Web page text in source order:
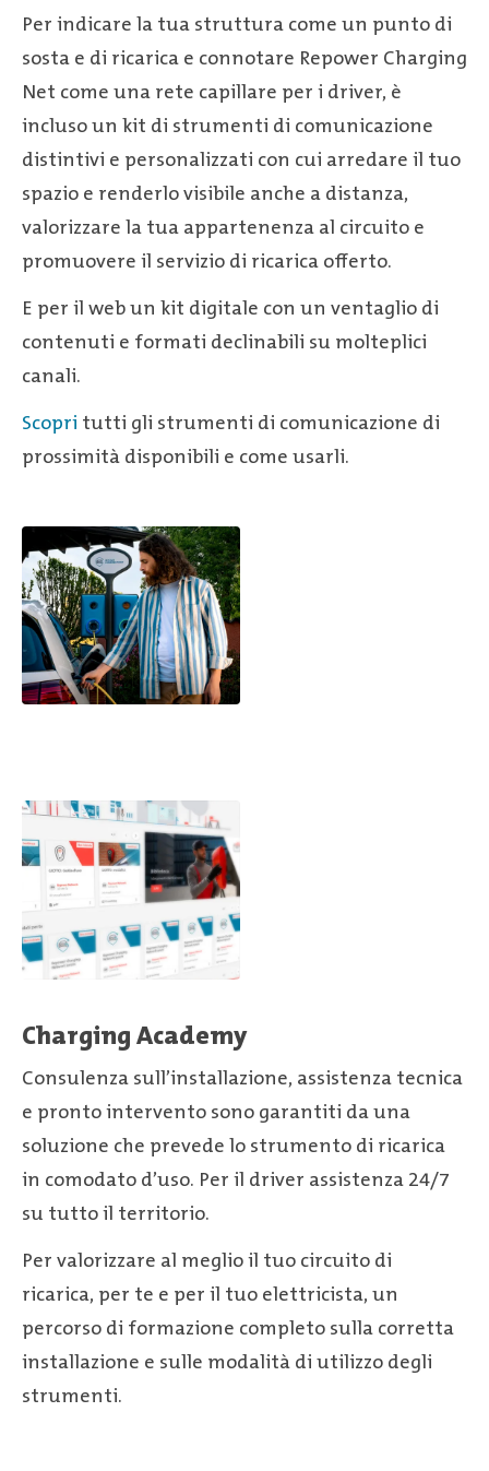
Per indicare la tua struttura come un punto di
sosta e di ricarica e connotare Repower Charging
Net come una rete capillare per i driver, è
incluso un kit di strumenti di comunicazione
distintivi e personalizzati con cui arredare il tuo
spazio e renderlo visibile anche a distanza,
valorizzare la tua appartenenza al circuito e
promuovere il servizio di ricarica offerto.
E per il web un kit digitale con un ventaglio di
contenuti e formati declinabili su molteplici
canali.
Scopri tutti gli strumenti di comunicazione di
prossimità disponibili e come usarli.
Charging Academy
Consulenza sull’installazione, assistenza tecnica
e pronto intervento sono garantiti da una
soluzione che prevede lo strumento di ricarica
in comodato d’uso. Per il driver assistenza 24/7
su tutto il territorio.
Per valorizzare al meglio il tuo circuito di
ricarica, per te e per il tuo elettricista, un
percorso di formazione completo sulla corretta
installazione e sulle modalità di utilizzo degli
strumenti.